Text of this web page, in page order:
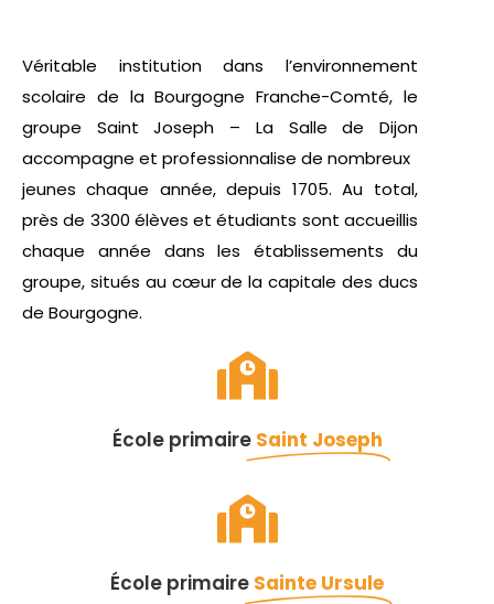
Véritable institution dans l’environnement
scolaire de la Bourgogne Franche-Comté, le
groupe Saint Joseph – La Salle de Dijon
accompagne et professionnalise de nombreux
jeunes chaque année, depuis 1705. Au total,
près de 3300 élèves et étudiants sont accueillis
chaque année dans les établissements du
groupe, situés au cœur de la capitale des ducs
de Bourgogne.
École primaire Saint Joseph
École primaire Sainte Ursule